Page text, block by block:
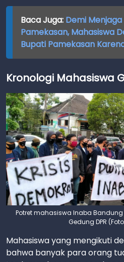
Baca Juga: Demi
Pamekasan, Mahasiswa
Bupati Pamekasan
Kronologi Mahasiswa
Potret mahasiswa Inaba
Gedung DPR
Mahasiswa yang mengikuti
bahwa banyak para orang